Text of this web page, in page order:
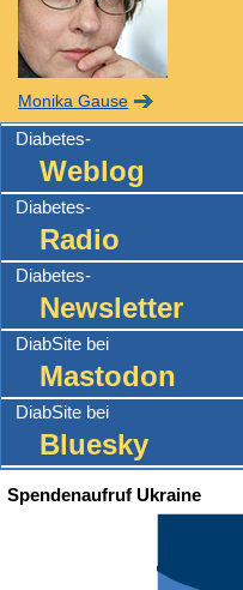
Monika Gause
Diabetes-
Weblog
Diabetes-
Radio
Diabetes-
Newsletter
DiabSite bei
Mastodon
DiabSite bei
Bluesky
Spendenaufruf Ukraine